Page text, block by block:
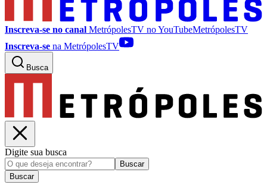
Inscreva-se no canal MetrópolesTV noYouTubeMetrópolesTV
Inscreva-se na MetrópolesTV
Busca
Digite sua busca
Buscar
Buscar